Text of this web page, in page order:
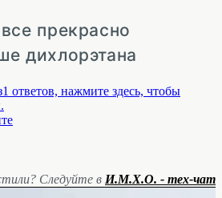
прекрасно
дихлорэтана
ответов, нажмите здесь, чтобы
Следуйте в И.М.Х.О. - тех-чат